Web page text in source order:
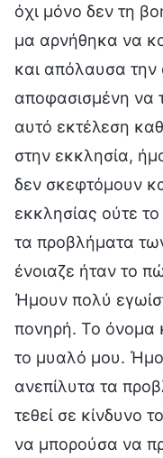
όχι μόνο δεν τη
μα αρνήθηκα να
και απόλαυσα
αποφασισμένη να
αυτό εκτέλεση
στην εκκλησία,
δεν σκεφτόμουν
εκκλησίας ούτε
τα προβλήματα
ένοιαζε ήταν το
Ήμουν πολύ
πονηρή. Το όνομα
το μυαλό μου.
ανεπίλυτα τα
τεθεί σε κίνδυνο
να μπορούσα να